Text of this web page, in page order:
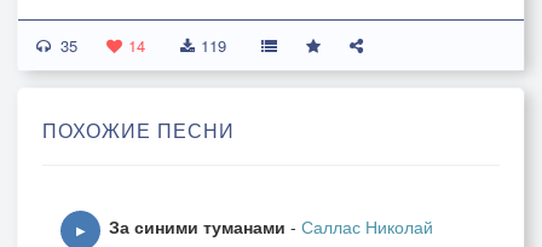
Лишь мелькнуло цветастое платьице –
Дней духмяных всё ближе итог...
Бросив спелые грозди к ногам,
35 14 119
ПОХОЖИЕ ПЕСНИ
▶ За синими туманами - Саллас Николай